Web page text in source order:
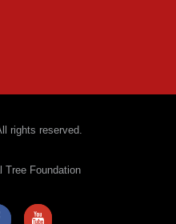
rights reserved.
Tree Foundation